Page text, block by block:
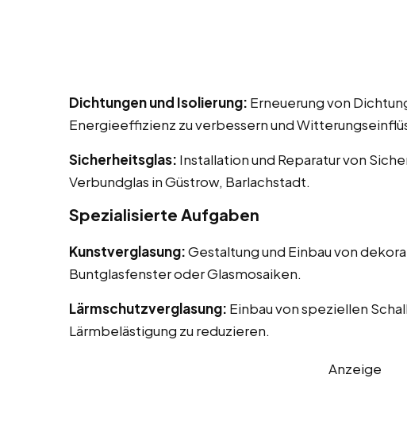
Dichtungen und Isolierung: Erneuerung von
Energieeffizienz zu verbessern und
Sicherheitsglas: Installation und Reparatur von
Verbundglas in Güstrow, Barlachstadt.
Spezialisierte Aufgaben
Kunstverglasung:Gestaltung und Einbau von
Buntglasfenster oder Glasmosaiken.
Lärmschutzverglasung: Einbau von speziellen
Lärmbelästigung zu reduzieren.
Anzeige